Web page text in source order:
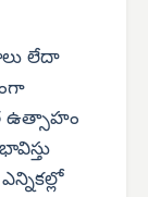
లేదా
ఉత్సాహం